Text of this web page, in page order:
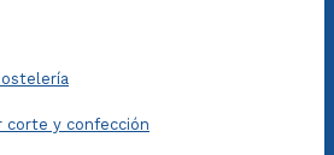
y confección